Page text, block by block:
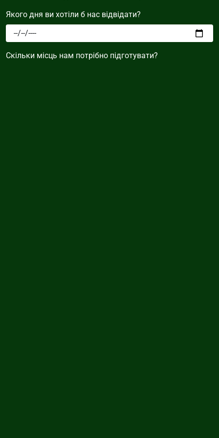
Якого дня ви хотіли б нас відвідати?
Скільки місць нам потрібно підготувати?